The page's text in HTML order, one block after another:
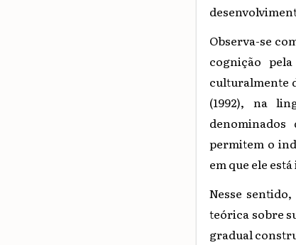
Observa-se
cognição
culturalmente
(1992), na
permitem o
em que ele
Nesse
teórica sobre
gradual